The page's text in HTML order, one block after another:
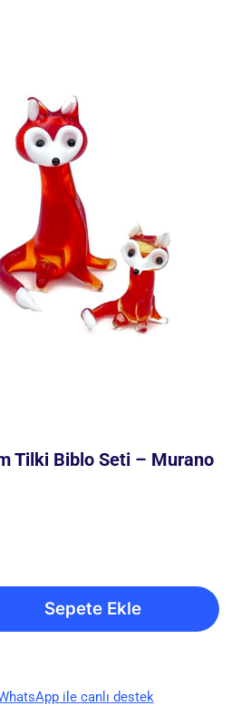
Tilki Biblo Seti – Murano
Sepete Ekle
ile canlı destek